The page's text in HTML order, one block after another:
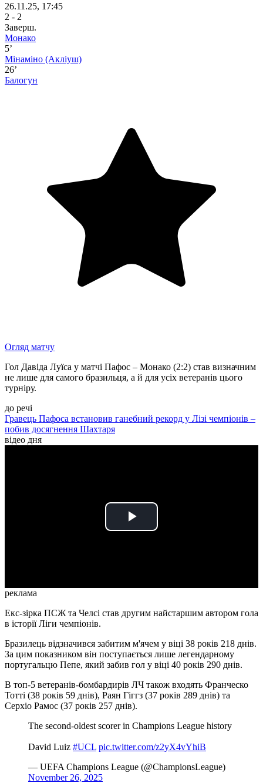
26.11.25, 17:45
2 - 2
Заверш.
Монако
5’
Мінаміно (Акліуш)
26’
Балогун
Огляд матчу
Гол Давіда Луїса у матчі Пафос – Монако (2:2) став визначним
не лише для самого бразильця, а й для усіх ветеранів цього
турніру.
до речі
Гравець Пафоса встановив ганебний рекорд у Лізі чемпіонів –
побив досягнення Шахтаря
відео дня
Play
реклама
Екс-зірка ПСЖ та Челсі став другим найстаршим автором гола
в історії Ліги чемпіонів.
Бразилець відзначився забитим м'ячем у віці 38 років 218 днів.
За цим показником він поступається лише легендарному
португальцю Пепе, який забив гол у віці 40 років 290 днів.
В топ-5 ветеранів-бомбардирів ЛЧ також входять Франческо
Тотті (38 років 59 днів), Раян Гіггз (37 років 289 днів) та
Серхіо Рамос (37 років 257 днів).
The second-oldest scorer in Champions League history
David Luiz #UCL pic.twitter.com/z2yX4vYhiB
— UEFA Champions League (@ChampionsLeague)
November 26, 2025